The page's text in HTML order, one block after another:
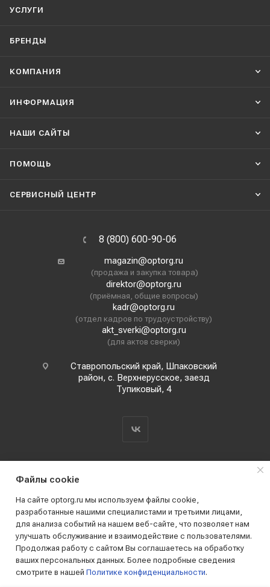
УСЛУГИ
БРЕНДЫ
КОМПАНИЯ
ИНФОРМАЦИЯ
НАШИ CАЙТЫ
ПОМОЩЬ
СЕРВИСНЫЙ ЦЕНТР
8 (800) 600-90-06
magazin@optorg.ru
(продажа и закупка товара)
direktor@optorg.ru
(приёмная, общие вопросы)
kadr@optorg.ru
(отдел кадров по трудоустройству)
akt_sverki@optorg.ru
(для актов сверки)
Ставропольский край, Шпаковский
район, с. Верхнерусское, заезд
Тупиковый, 4
2019 - 2026 © АО КПК "Ставропольстройопторг"
Все права защищены
Файлы cookie
На сайте optorg.ru мы используем файлы cookie,
разработанные нашими специалистами и третьими лицами,
для анализа событий на нашем веб-сайте, что позволяет нам
улучшать обслуживание и взаимодействие с пользователями.
Продолжая работу с сайтом Вы соглашаетесь на обработку
ваших персональных данных. Более подробные сведения
смотрите в нашей Политике конфиденциальности.